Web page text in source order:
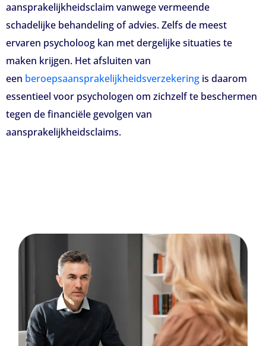
aansprakelijkheidsclaim vanwege vermeende
schadelijke behandeling of advies. Zelfs de meest
ervaren psycholoog kan met dergelijke situaties te
maken krijgen. Het afsluiten van
een beroepsaansprakelijkheidsverzekering is daarom
essentieel voor psychologen om zichzelf te beschermen
tegen de financiële gevolgen van
aansprakelijkheidsclaims.